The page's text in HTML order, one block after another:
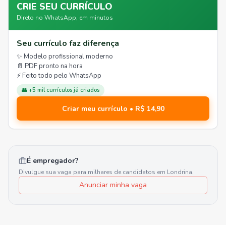
CRIE SEU CURRÍCULO
Direto no WhatsApp, em minutos
Seu currículo faz diferença
✨ Modelo profissional moderno
📄 PDF pronto na hora
⚡ Feito todo pelo WhatsApp
👥 +5 mil currículos já criados
Criar meu currículo • R$ 14,90
É empregador?
Divulgue sua vaga para milhares de candidatos em Londrina.
Anunciar minha vaga